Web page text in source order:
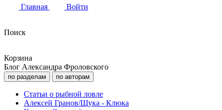
Главная Войти
Поиск
Корзина
Блог Александра Фроловского
по разделам по авторам
Статьи о рыбной ловле
Алексей Гранов/Щука - Клюка